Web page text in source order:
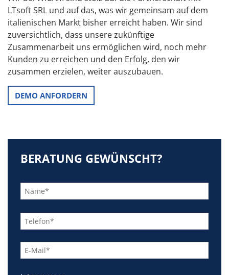
LTsoft SRL und auf das, was wir gemeinsam auf dem
italienischen Markt bisher erreicht haben. Wir sind
zuversichtlich, dass unsere zukünftige
Zusammenarbeit uns ermöglichen wird, noch mehr
Kunden zu erreichen und den Erfolg, den wir
zusammen erzielen, weiter auszubauen.
DEMO ANFORDERN
BERATUNG GEWÜNSCHT?
lasse
dieses
Feld
leer.